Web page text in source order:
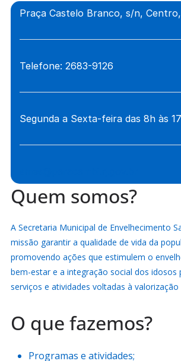
Praça Castelo Branco, s/n,
Telefone: 2683-9126
Segunda a Sexta-feira das 8h às
Quem somos?
A Secretaria Municipal de Envelhecimento
missão garantir a qualidade de vida da
promovendo ações que estimulem o
bem-estar e a integração social dos idosos
serviços e atividades voltadas à
O que fazemos?
Programas e atividades;